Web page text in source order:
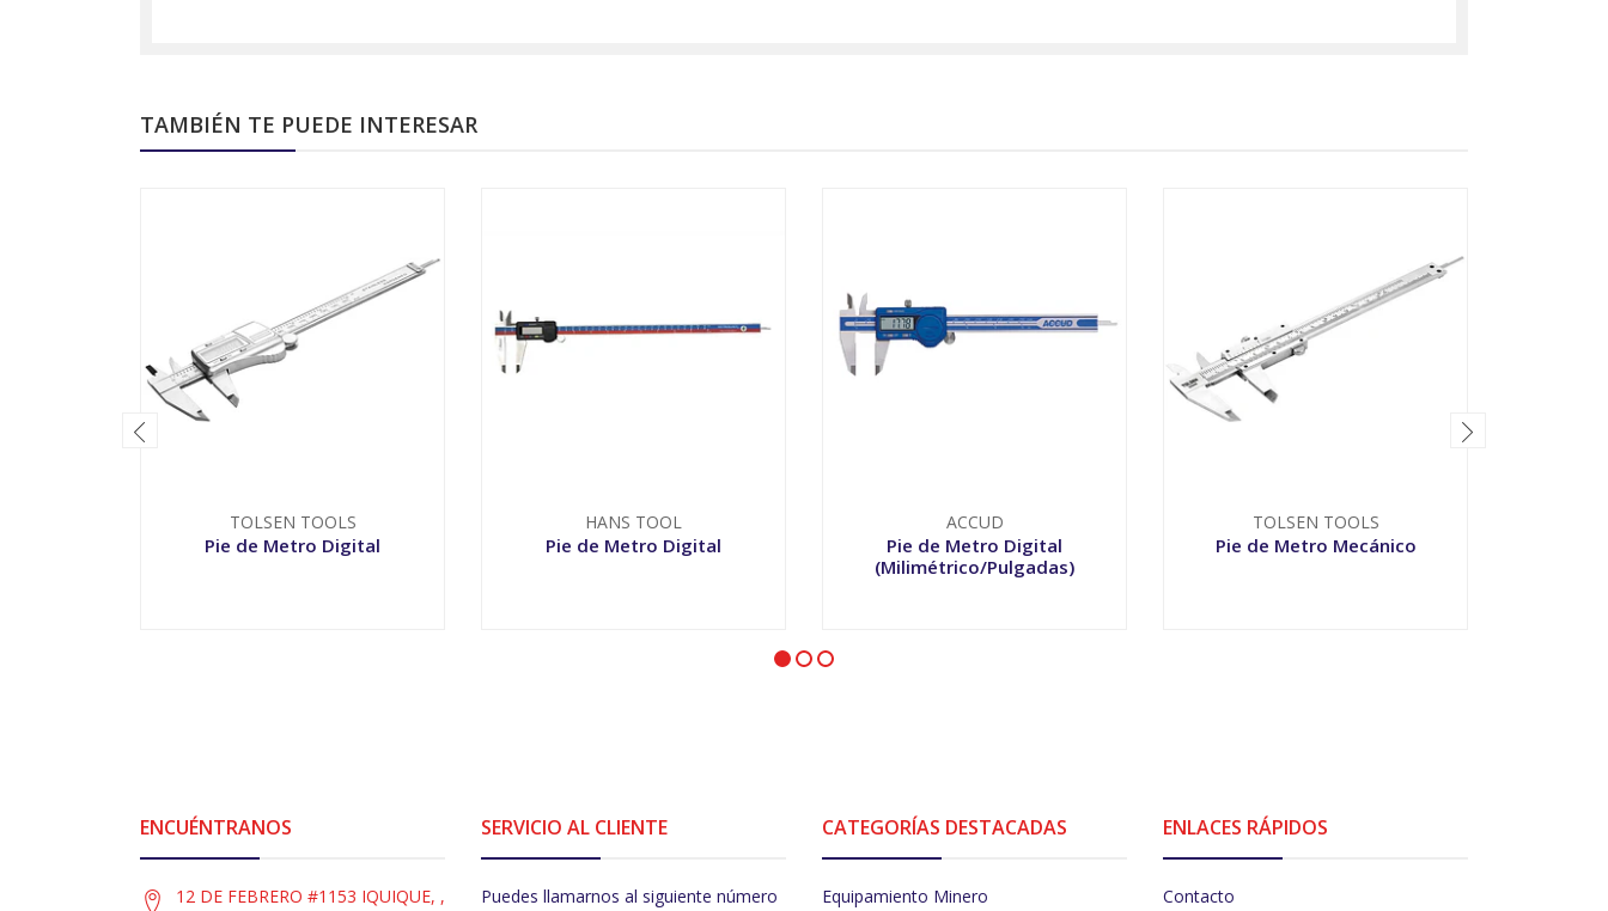
TAMBIÉN TE PUEDE INTERESAR
TOLSEN TOOLS
Pie de Metro Digital
HANS TOOL
Pie de Metro Digital
ACCUD
Pie de Metro Digital
(Milimétrico/Pulgadas)
TOLSEN TOOLS
Pie de Metro Mecánico
ENCUÉNTRANOS
12 DE FEBRERO #1153 IQUIQUE, ,
SERVICIO AL CLIENTE
Puedes llamarnos al siguiente número
CATEGORÍAS DESTACADAS
Equipamiento Minero
ENLACES RÁPIDOS
Contacto